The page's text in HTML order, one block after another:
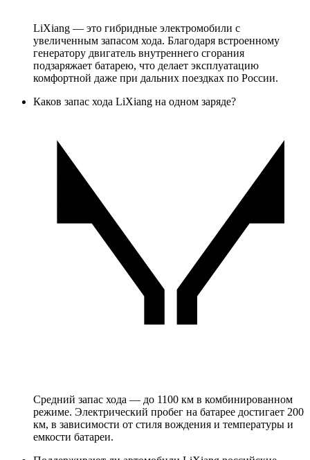
LiXiang — это гибридные электромобили с
увеличенным запасом хода. Благодаря встроенному
генератору двигатель внутреннего сгорания
подзаряжает батарею, что делает эксплуатацию
комфортной даже при дальних поездках по России.
Каков запас хода LiXiang на одном заряде?
Средний запас хода — до 1100 км в комбинированном
режиме. Электрический пробег на батарее достигает 200
км, в зависимости от стиля вождения и температуры и
емкости батареи.